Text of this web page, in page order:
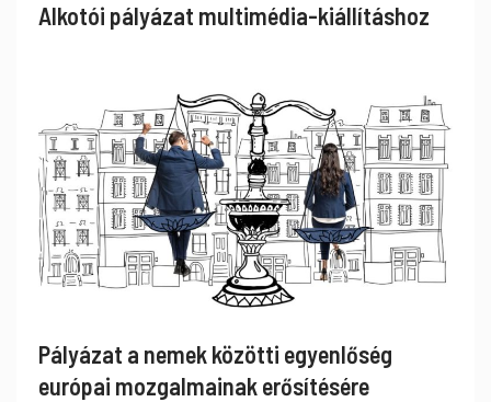
Alkotói pályázat multimédia-kiállításhoz
Pályázat a nemek közötti egyenlőség
európai mozgalmainak erősítésére